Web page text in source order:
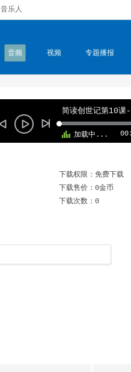
音乐人
音频 视频 专题播报
简读创世记第10
加载中...
下载权限：免费下载
下载售价：0金币
下载次数：0